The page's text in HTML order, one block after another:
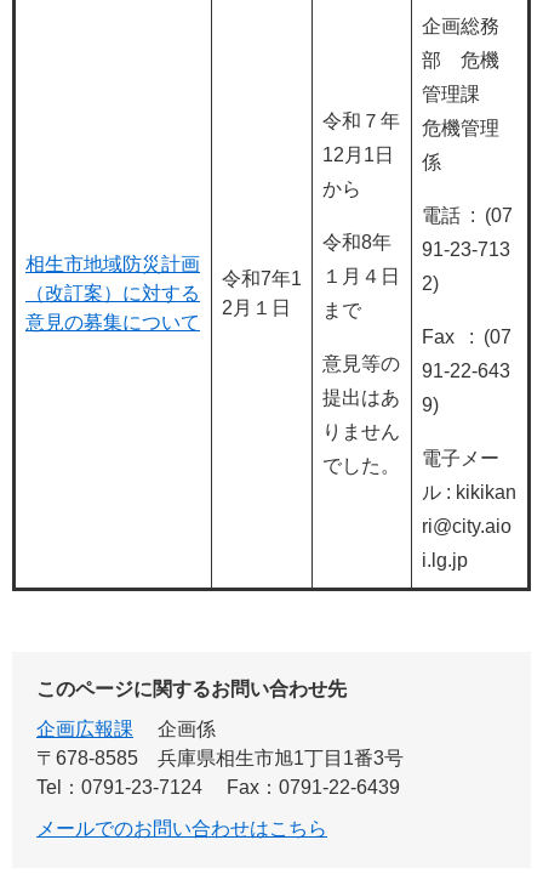
相生市地域防災計画
（改訂案）に対する
意見の募集について
令和7年1
2月１日
令和７年
12月1日
から
令和8年
１月４日
まで
意見等の
提出はあ
りません
でした。
企画総務
部 危機
管理課
危機管理
係
電話 : (07
91-23-713
2)
Fax : (07
91-22-643
9)
電子メー
ル : kikikan
ri@city.aio
i.lg.jp
このページに関するお問い合わせ先
企画広報課
企画係
〒678-8585
兵庫県相生市旭1丁目1番3号
Tel：0791-23-7124
Fax：0791-22-6439
メールでのお問い合わせはこちら